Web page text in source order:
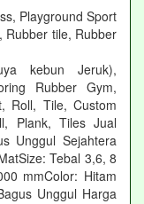
Playground Sport
Rubber tile, Rubber
kebun Jeruk),
Rubber Gym,
Roll, Tile, Custom
Plank, Tiles Jual
Unggul Sejahtera
Tebal 3,6, 8
mmColor: Hitam
Unggul Harga